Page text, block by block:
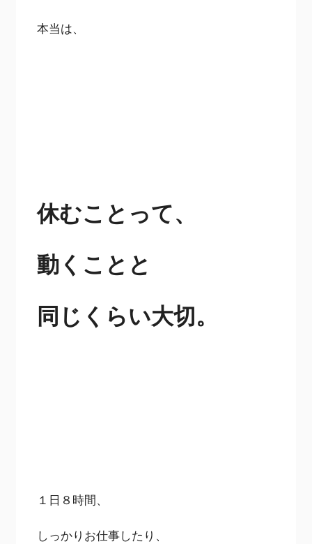
本当は、
休むことって、
動くことと
同じくらい大切。
１日８時間、
しっかりお仕事したり、